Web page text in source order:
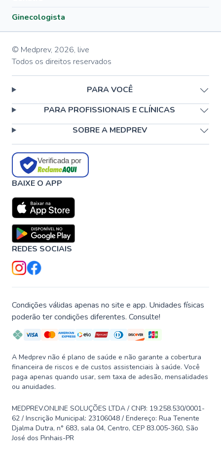
Ginecologista
© Medprev, 2026, live
Todos os direitos reservados
PARA VOCÊ
PARA PROFISSIONAIS E CLÍNICAS
SOBRE A MEDPREV
Verificada por
BAIXE O APP
REDES SOCIAIS
Condições válidas apenas no site e app. Unidades físicas
poderão ter condições diferentes. Consulte!
A Medprev não é plano de saúde e não garante a cobertura
financeira de riscos e de custos assistenciais à saúde. Você
paga apenas quando usar, sem taxa de adesão, mensalidades
ou anuidades.
MEDPREV.ONLINE SOLUÇÕES LTDA / CNPJ: 19.258.530/0001-
62 / Inscrição Municipal: 23106048 / Endereço: Rua Tenente
Djalma Dutra, n° 683, sala 04, Centro, CEP 83.005-360, São
José dos Pinhais-PR